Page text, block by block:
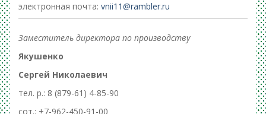
электронная почта: vnii11@rambler.ru
Заместитель директора по производству
Якушенко
Сергей Николаевич
тел. р.: 8 (879-61) 4-85-90
сот.: +7-962-450-91-00